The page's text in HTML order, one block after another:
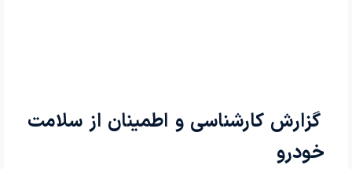
گزارش کارشناسی و اطمینان از سلامت
خودرو